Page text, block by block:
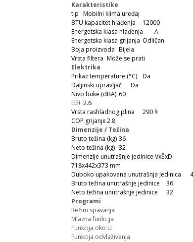
Karakteristike
tip Mobilni klima uređaj
BTU kapacitet hlađenja
12000
Energetska klasa hlađenja
A
Energetska klasa grijanja Odličan
Boja proizvoda Bijela
Vrsta filtera Može se prati
Elektrika
Prikaz temperature (°C)
Da
Daljinski upravljač
Da
Nivo buke (dBA) 60
EER 2.6
Vrsta rashladnog plina
290 R
COP grijanje2.8
Dimenzije / Težina
Bruto težina (kg) 36
Neto težina (kg) 32
Dimenzije unutrašnje jedinice VxŠxD
718x442x373 mm
Duboko upakovana unutrašnja jedinica
Bruto težina unutrašnje jedinice
36
Neto težina unutrašnje jedinice
32
Programi
Režim spavanja
Mlazna funkcija
Funkcija oko U
Funkcija odvlaživanja